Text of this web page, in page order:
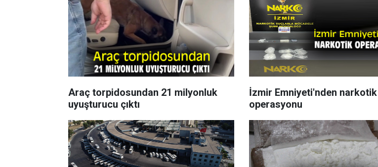
Araç torpidosundan 21 milyonluk
uyuşturucu çıktı
İzmir Emniyeti'nden narkotik
operasyonu